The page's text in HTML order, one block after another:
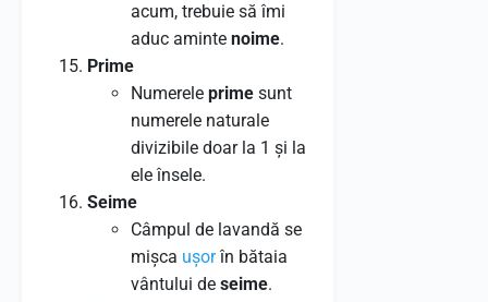
acum, trebuie să îmi
aduc aminte noime.
Prime
Numerele prime sunt
numerele naturale
divizibile doar la 1 și la
ele însele.
Seime
Câmpul de lavandă se
mișca ușorîn bătaia
vântului de seime.